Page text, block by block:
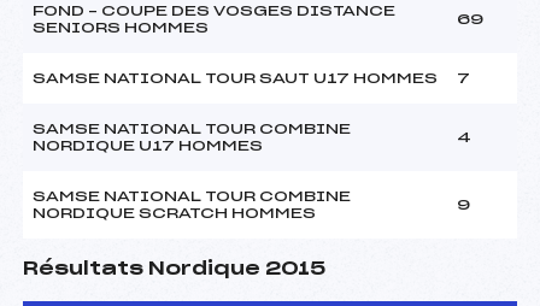
FOND – COUPE DES VOSGES DISTANCE
SENIORS HOMMES
69
SAMSE NATIONAL TOUR SAUT U17 HOMMES 7
SAMSE NATIONAL TOUR COMBINE
NORDIQUE U17 HOMMES
4
SAMSE NATIONAL TOUR COMBINE
NORDIQUE SCRATCH HOMMES
9
Résultats Nordique 2015